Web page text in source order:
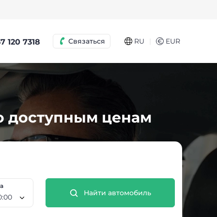
120 7318 Связаться RU € EUR
доступным ценам
Авг, 10:00 Найти автомобиль